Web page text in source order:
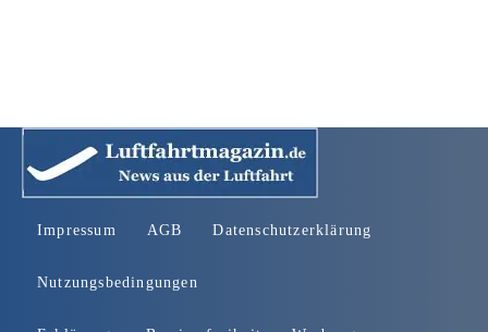
Impressum AGB Datenschutzerklärung
Nutzungsbedingungen